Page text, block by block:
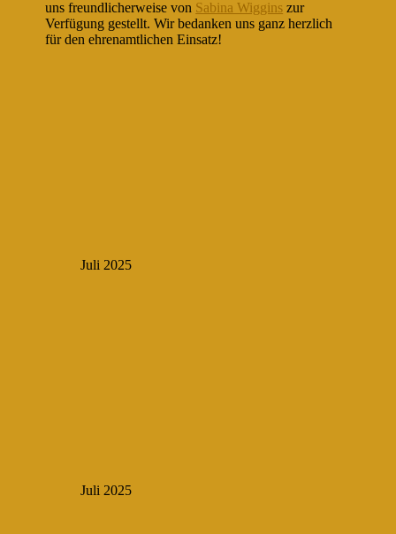
uns freundlicherweise von Sabina Wiggins zur
Verfügung gestellt. Wir bedanken uns ganz herzlich
für den ehrenamtlichen Einsatz!
Juli 2025
Juli 2025